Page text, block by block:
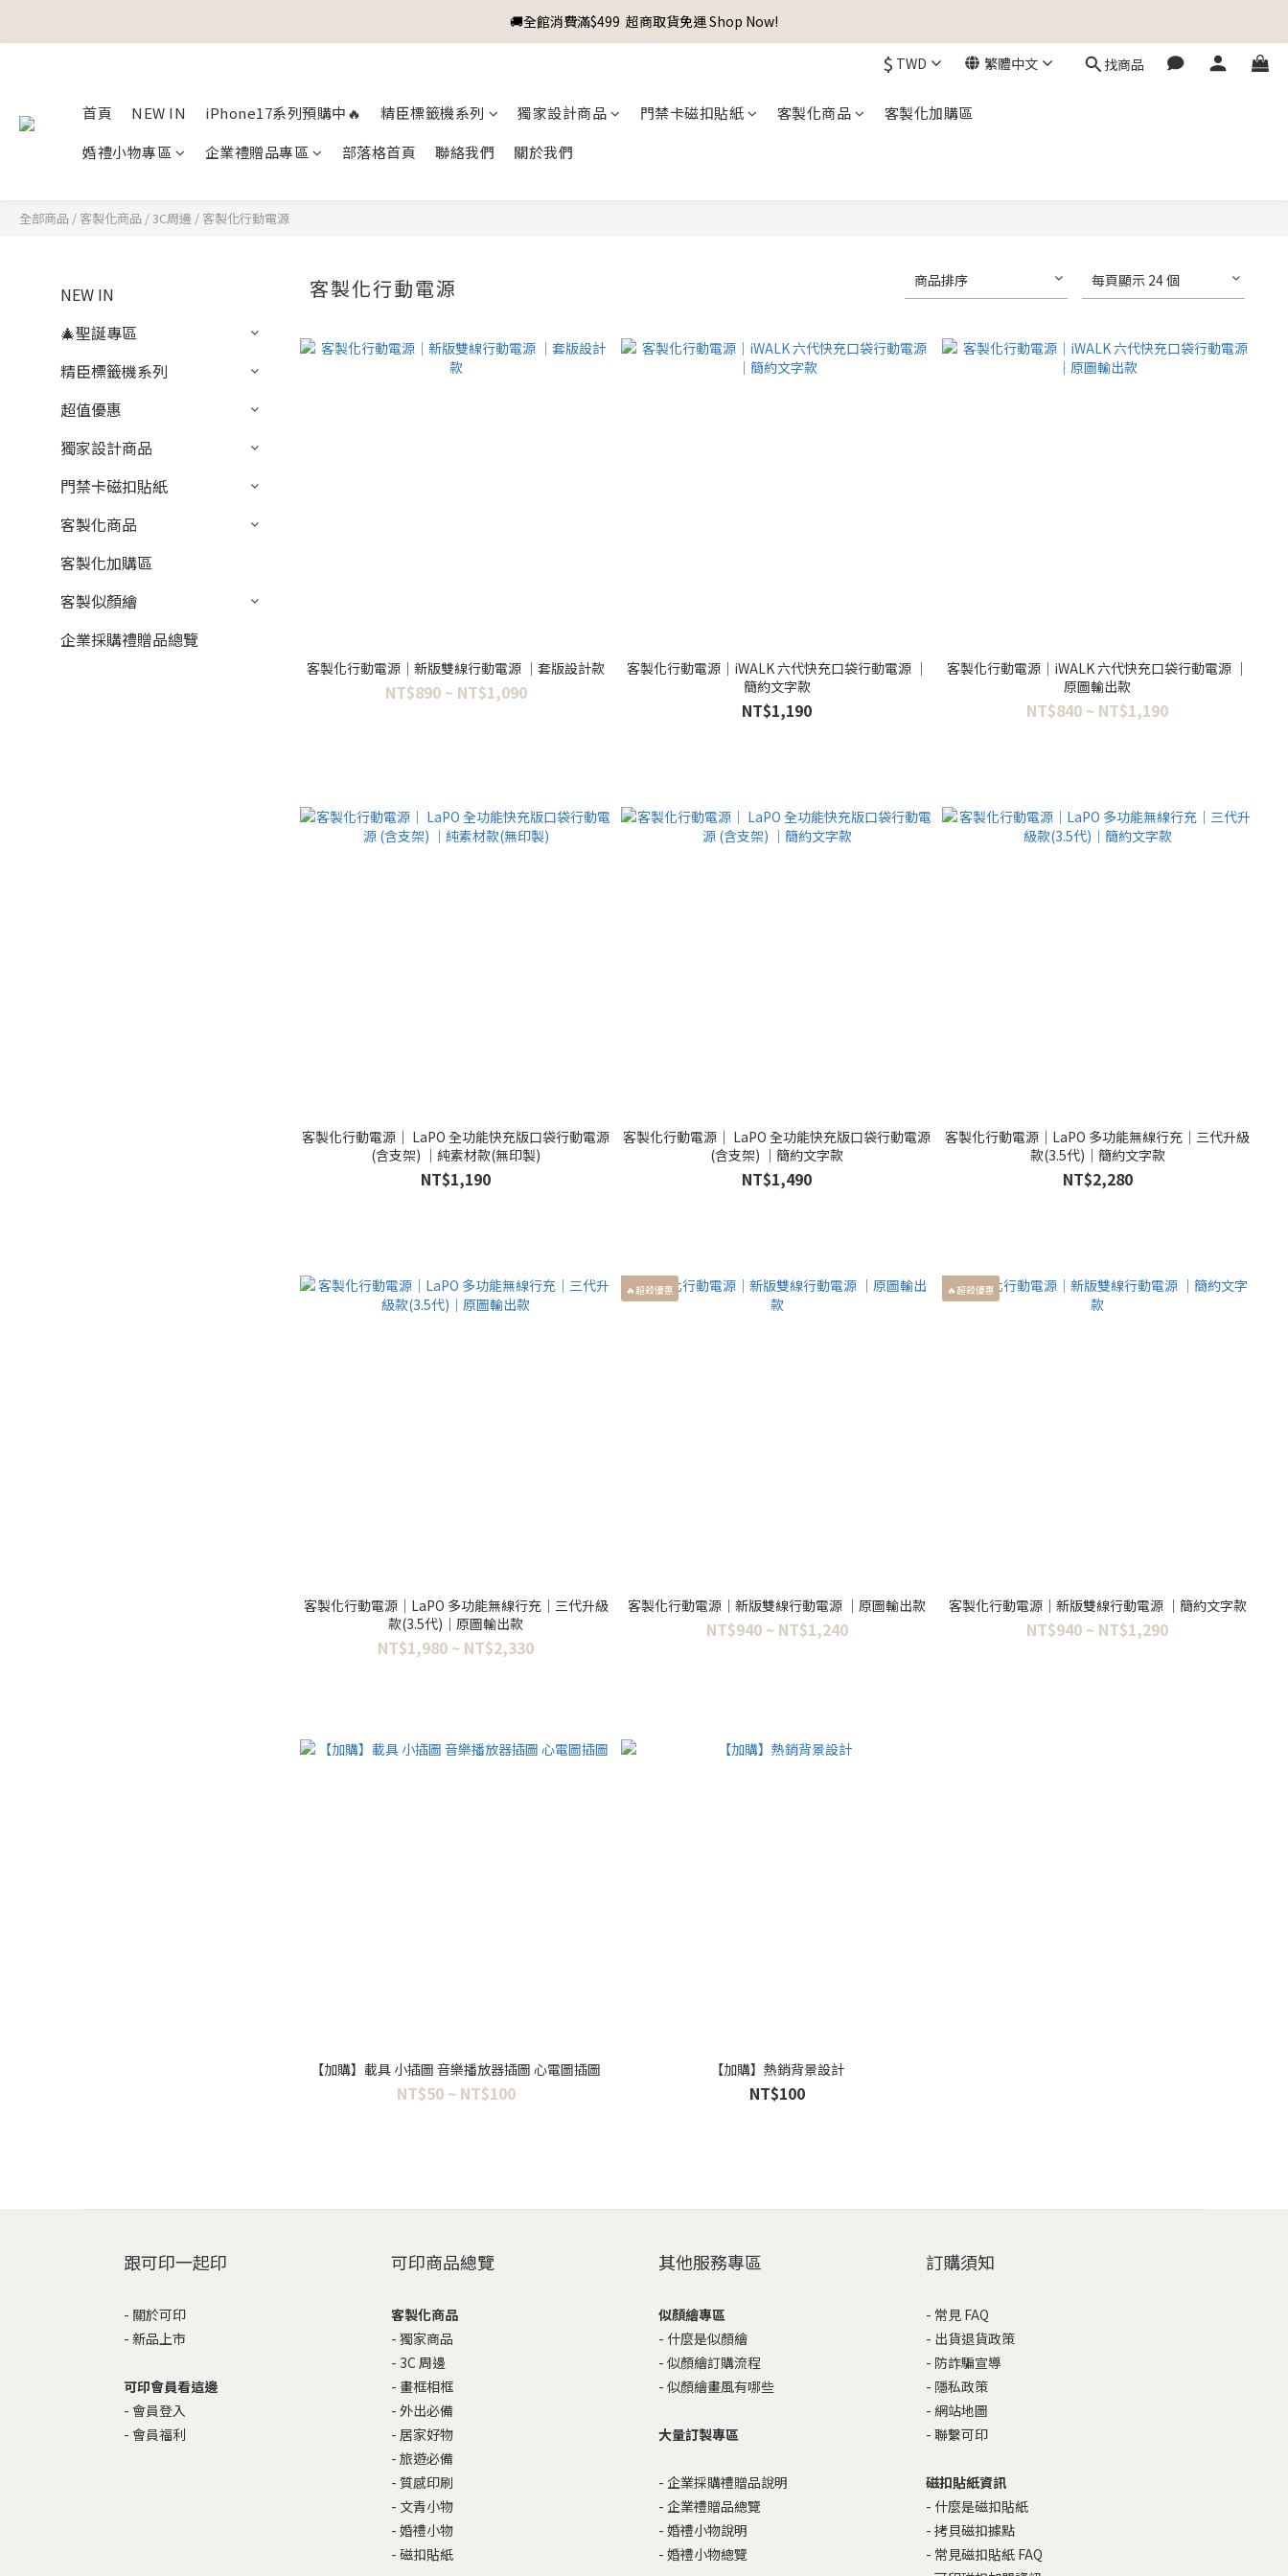
🚚全館消費滿$499  超商取貨免運 Shop Now!
$ TWD 繁體中文 找商品
首頁 NEW IN iPhone17系列預購中🔥 精臣標籤機系列 獨家設計商品 門禁卡磁扣貼紙 客製化商品
客製化加購區
婚禮小物專區
企業禮贈品專區 部落格首頁 聯絡我們 關於我們
全部商品 / 客製化商品 /3C周邊 / 客製化行動電源
NEW IN
🎄聖誕專區
精臣標籤機系列
超值優惠
獨家設計商品
門禁卡磁扣貼紙
客製化商品
客製化加購區
客製似顏繪
企業採購禮贈品總覽
客製化行動電源 商品排序 每頁顯示 24 個
客製化行動電源｜新版雙線行動電源 ｜套版設計款
NT$890 ~ NT$1,090
客製化行動電源｜iWALK 六代快充口袋行動電源 ｜
簡約文字款
NT$1,190
客製化行動電源｜iWALK 六代快充口袋行動電源 ｜
原圖輸出款
NT$840 ~ NT$1,190
客製化行動電源｜ LaPO 全功能快充版口袋行動電源
(含支架) ｜純素材款(無印製)
NT$1,190
客製化行動電源｜ LaPO 全功能快充版口袋行動電源
(含支架) ｜簡約文字款
NT$1,490
客製化行動電源｜LaPO 多功能無線行充｜三代升級
款(3.5代)｜簡約文字款
NT$2,280
客製化行動電源｜LaPO 多功能無線行充｜三代升級
款(3.5代)｜原圖輸出款
NT$1,980 ~ NT$2,330
🔥超殺優惠
客製化行動電源｜新版雙線行動電源 ｜原圖輸出款
NT$940 ~ NT$1,240
🔥超殺優惠
客製化行動電源｜新版雙線行動電源 ｜簡約文字款
NT$940 ~ NT$1,290
【加購】載具 小插圖 音樂播放器插圖 心電圖插圖
NT$50 ~ NT$100
【加購】熱銷背景設計
NT$100
跟可印一起印
- 關於可印
- 新品上市
可印會員看這邊
- 會員登入
- 會員福利
可印商品總覽
客製化商品
- 獨家商品
- 3C 周邊
- 畫框相框
- 外出必備
- 居家好物
- 旅遊必備
- 質感印刷
- 文青小物
- 婚禮小物
- 磁扣貼紙
其他服務專區
似顏繪專區
- 什麼是似顏繪
- 似顏繪訂購流程
- 似顏繪畫風有哪些
大量訂製專區
- 企業採購禮贈品說明
- 企業禮贈品總覽
- 婚禮小物說明
- 婚禮小物總覽
訂購須知
- 常見 FAQ
- 出貨退貨政策
- 防詐騙宣導
- 隱私政策
- 網站地圖
- 聯繫可印
磁扣貼紙資訊
- 什麼是磁扣貼紙
- 拷貝磁扣據點
- 常見磁扣貼紙 FAQ